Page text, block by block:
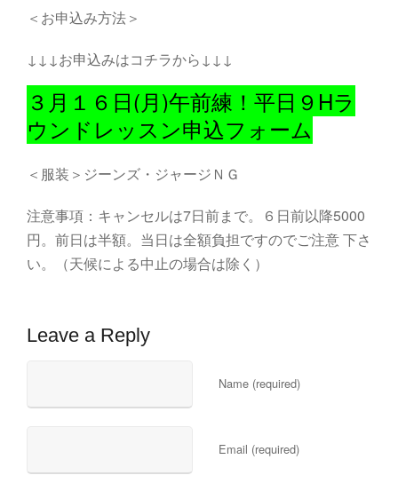
＜お申込み方法＞
↓↓↓お申込みはコチラから↓↓↓
３月１６日(月)午前練！平日９Hラ
ウンドレッスン申込フォーム
＜服装＞ジーンズ・ジャージＮＧ
注意事項：キャンセルは7日前まで。６日前以降5000
円。前日は半額。当日は全額負担ですのでご注意 下さ
い。（天候による中止の場合は除く）
Leave a Reply
Name (required)
Email (required)